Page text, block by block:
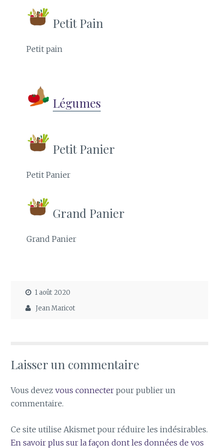
Petit Pain
Petit pain
Légumes
Petit Panier
Petit Panier
Grand Panier
Grand Panier
1 août 2020
Jean Maricot
Laisser un commentaire
Vous devezvous connecter pour publier un
commentaire.
Ce site utilise Akismet pour réduire les indésirables.
En savoir plus sur la façon dont les données de vos